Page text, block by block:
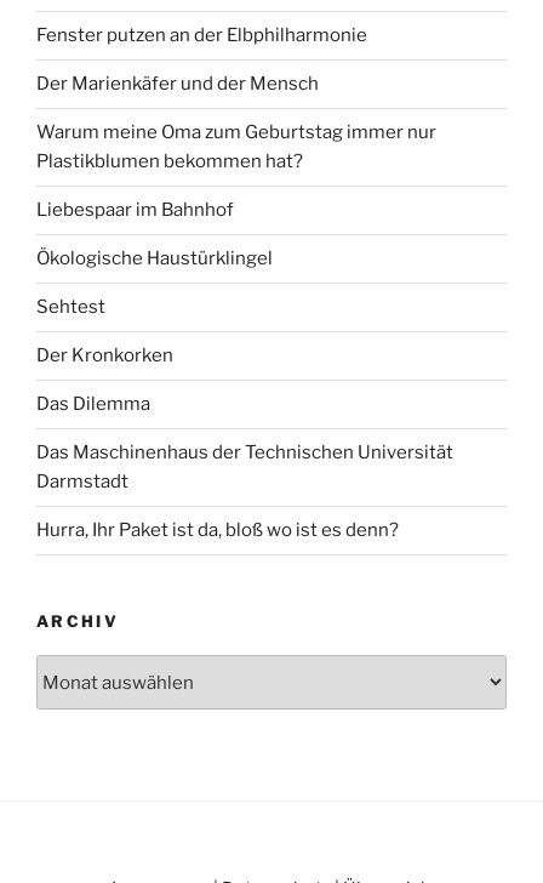
Fenster putzen an der Elbphilharmonie
Der Marienkäfer und der Mensch
Warum meine Oma zum Geburtstag immer nur
Plastikblumen bekommen hat?
Liebespaar im Bahnhof
Ökologische Haustürklingel
Sehtest
Der Kronkorken
Das Dilemma
Das Maschinenhaus der Technischen Universität
Darmstadt
Hurra, Ihr Paket ist da, bloß wo ist es denn?
ARCHIV